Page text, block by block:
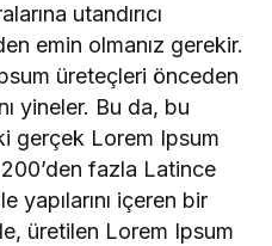
utandırıcı
emin olmanız gerekir.
üreteçleri önceden
yineler. Bu da, bu
gerçek Lorem Ipsum
fazla Latince
yapılarını içeren bir
üretilen Lorem Ipsum